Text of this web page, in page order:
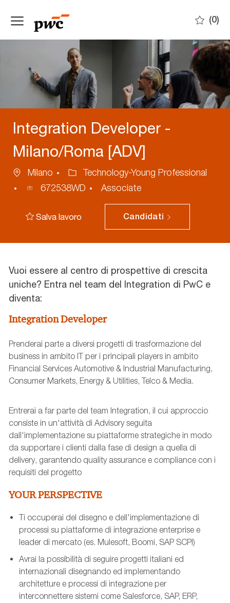
(0)
Integration Developer -
Milano/Roma [ADV]
Ubicazione
Milano Categoria
Technology-Young Professional
ID
672538WD Associate
Salva lavoro Candidati
Vuoi essere al centro di prospettive di crescita
uniche? Entra nel team del Integration di PwC e
diventa:
Integration Developer
Prenderai parte a diversi progetti di trasformazione del
business in ambito IT per i principali players in ambito
Financial Services Automotive & Industrial Manufacturing,
Consumer Markets, Energy & Utilities, Telco & Media.
Entrerai a far parte del team Integration, il cui approccio
consiste in un'attività di Advisory seguita
dall'implementazione su piattaforme strategiche in modo
da supportare i clienti dalla fase di design a quella di
delivery, garantendo quality assurance e compliance con i
requisiti del progetto
YOUR PERSPECTIVE
Ti occuperai del disegno e dell'implementazione di
processi su piattaforme di integrazione enterprise e
leader di mercato (es. Mulesoft, Boomi, SAP SCPI)
Avrai la possibilità di seguire progetti italiani ed
internazionali disegnando ed implementando
architetture e processi di integrazione per
interconnettere sistemi come Salesforce, SAP, ERP,